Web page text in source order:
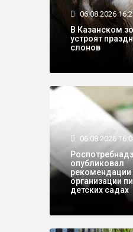
06.08.2026
В Казанском
устроят
слонов
06.08.2026
опубликовал
рекомендации
организации
детских садах